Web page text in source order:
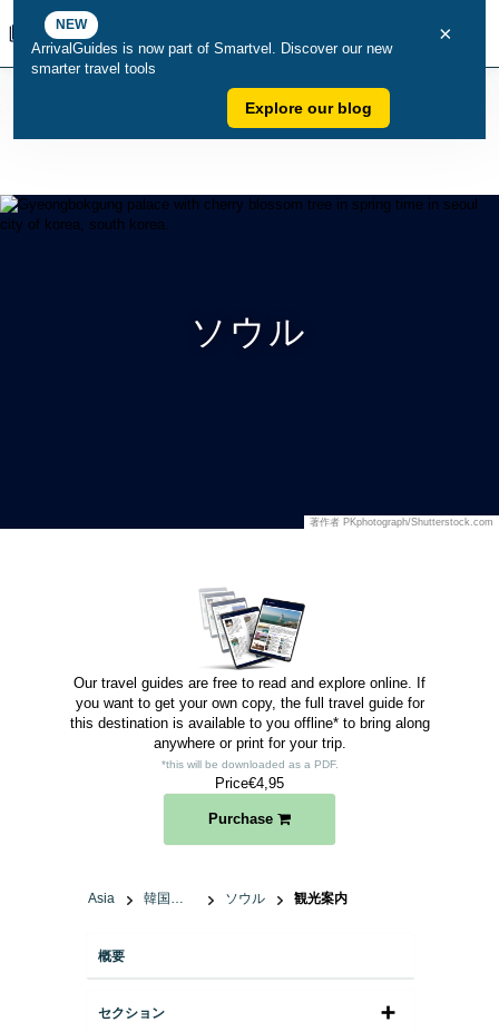
NEW
ArrivalGuides is now part of Smartvel. Discover our new
smarter travel tools
Explore our blog
×
ソウル
著作者 PKphotograph/Shutterstock.com
Our travel guides are free to read and explore online. If
you want to get your own copy, the full travel guide for
this destination is available to you offline* to bring along
anywhere or print for your trip.​
*this will be downloaded as a PDF.
Price€4,95
Purchase
Asia 韓国、大韓民国 ソウル 観光案内
概要
セクション